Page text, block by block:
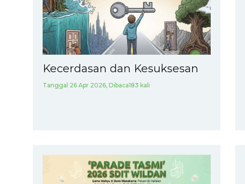
Kecerdasan dan Kesuksesan
Tanggal 26 Apr 2026, Dibaca183 kali